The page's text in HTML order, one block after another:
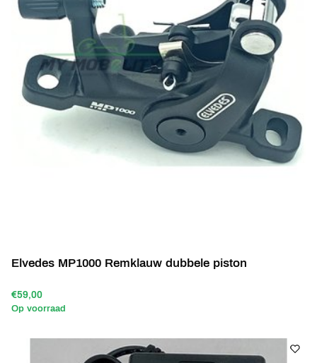
Elvedes MP1000 Remklauw dubbele piston
€59,00
Op voorraad